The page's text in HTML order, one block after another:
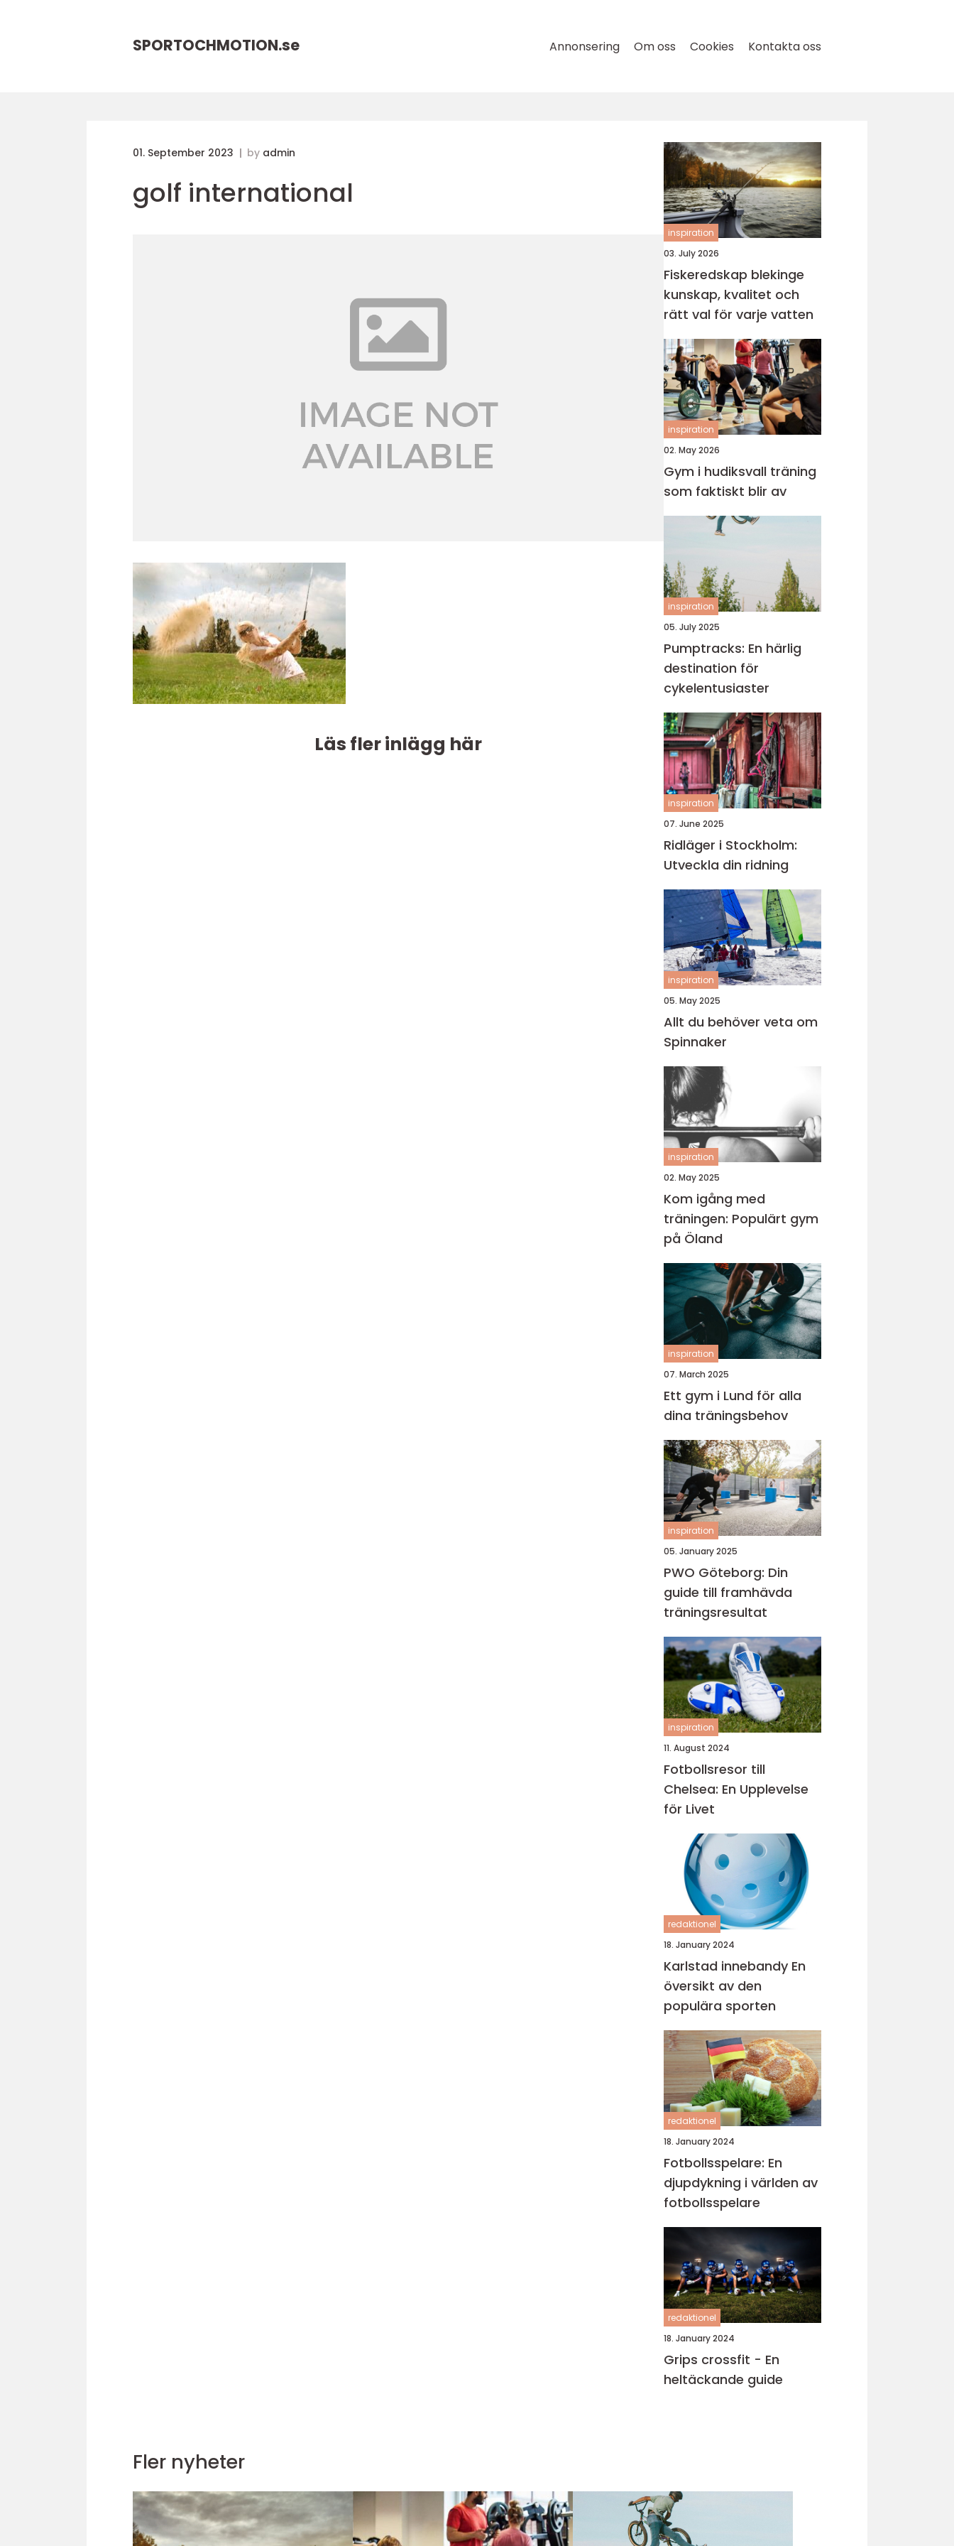
SPORTOCHMOTION.se Annonsering Om oss Cookies Kontakta oss
01. September 2023 by admin
golf international
Läs fler inlägg här
inspiration
03. July 2026
Fiskeredskap blekinge
kunskap, kvalitet och
rätt val för varje vatten
inspiration
02. May 2026
Gym i hudiksvall träning
som faktiskt blir av
inspiration
05. July 2025
Pumptracks: En härlig
destination för
cykelentusiaster
inspiration
07. June 2025
Ridläger i Stockholm:
Utveckla din ridning
inspiration
05. May 2025
Allt du behöver veta om
Spinnaker
inspiration
02. May 2025
Kom igång med
träningen: Populärt gym
på Öland
inspiration
07. March 2025
Ett gym i Lund för alla
dina träningsbehov
inspiration
05. January 2025
PWO Göteborg: Din
guide till framhävda
träningsresultat
inspiration
11. August 2024
Fotbollsresor till
Chelsea: En Upplevelse
för Livet
redaktionel
18. January 2024
Karlstad innebandy En
översikt av den
populära sporten
redaktionel
18. January 2024
Fotbollsspelare: En
djupdykning i världen av
fotbollsspelare
redaktionel
18. January 2024
Grips crossfit - En
heltäckande guide
Fler nyheter